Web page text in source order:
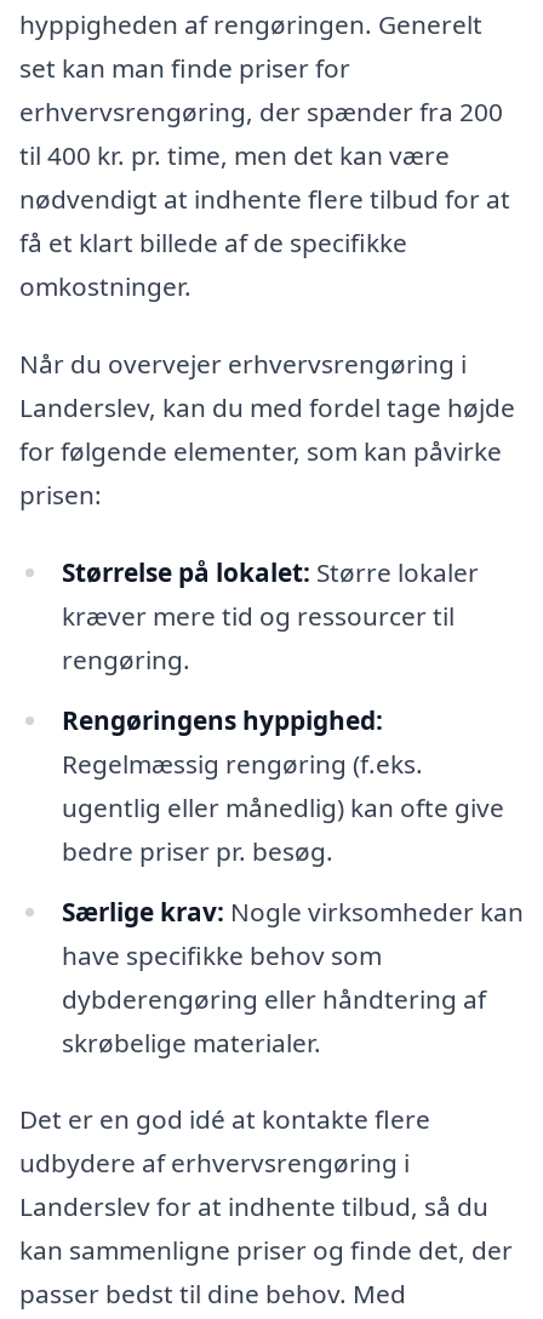
hyppigheden af rengøringen. Generelt
set kan man finde priser for
erhvervsrengøring, der spænder fra 200
til 400 kr. pr. time, men det kan være
nødvendigt at indhente flere tilbud for at
få et klart billede af de specifikke
omkostninger.
Når du overvejer erhvervsrengøring i
Landerslev, kan du med fordel tage højde
for følgende elementer, som kan påvirke
prisen:
Størrelse på lokalet: Større lokaler
kræver mere tid og ressourcer til
rengøring.
Rengøringens hyppighed:
Regelmæssig rengøring (f.eks.
ugentlig eller månedlig) kan ofte give
bedre priser pr. besøg.
Særlige krav: Nogle virksomheder kan
have specifikke behov som
dybderengøring eller håndtering af
skrøbelige materialer.
Det er en god idé at kontakte flere
udbydere af erhvervsrengøring i
Landerslev for at indhente tilbud, så du
kan sammenligne priser og finde det, der
passer bedst til dine behov. Med